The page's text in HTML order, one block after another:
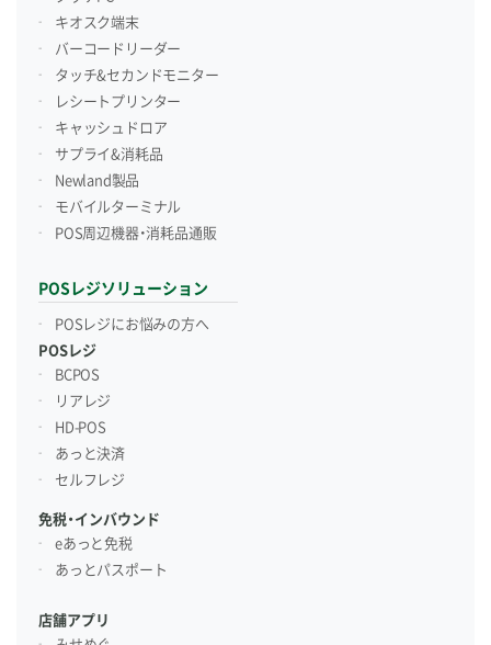
キオスク端末
バーコードリーダー
タッチ&セカンドモニター
レシートプリンター
キャッシュドロア
サプライ&消耗品
Newland製品
モバイルターミナル
POS周辺機器・消耗品通販
POSレジソリューション
POSレジにお悩みの方へ
POSレジ
BCPOS
リアレジ
HD-POS
あっと決済
セルフレジ
免税・インバウンド
eあっと免税
あっとパスポート
店舗アプリ